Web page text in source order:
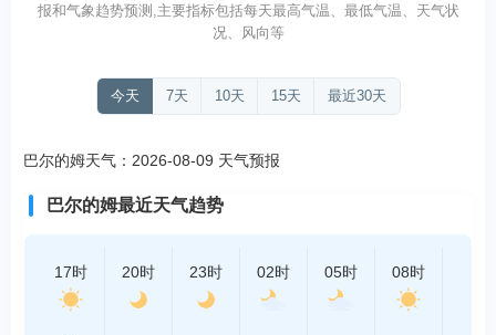
报和气象趋势预测,主要指标包括每天最高气温、最低气温、天气状
况、风向等
今天 7天 10天 15天 最近30天
巴尔的姆天气：2026-08-09 天气预报
巴尔的姆最近天气趋势
17时 20时 23时 02时 05时 08时